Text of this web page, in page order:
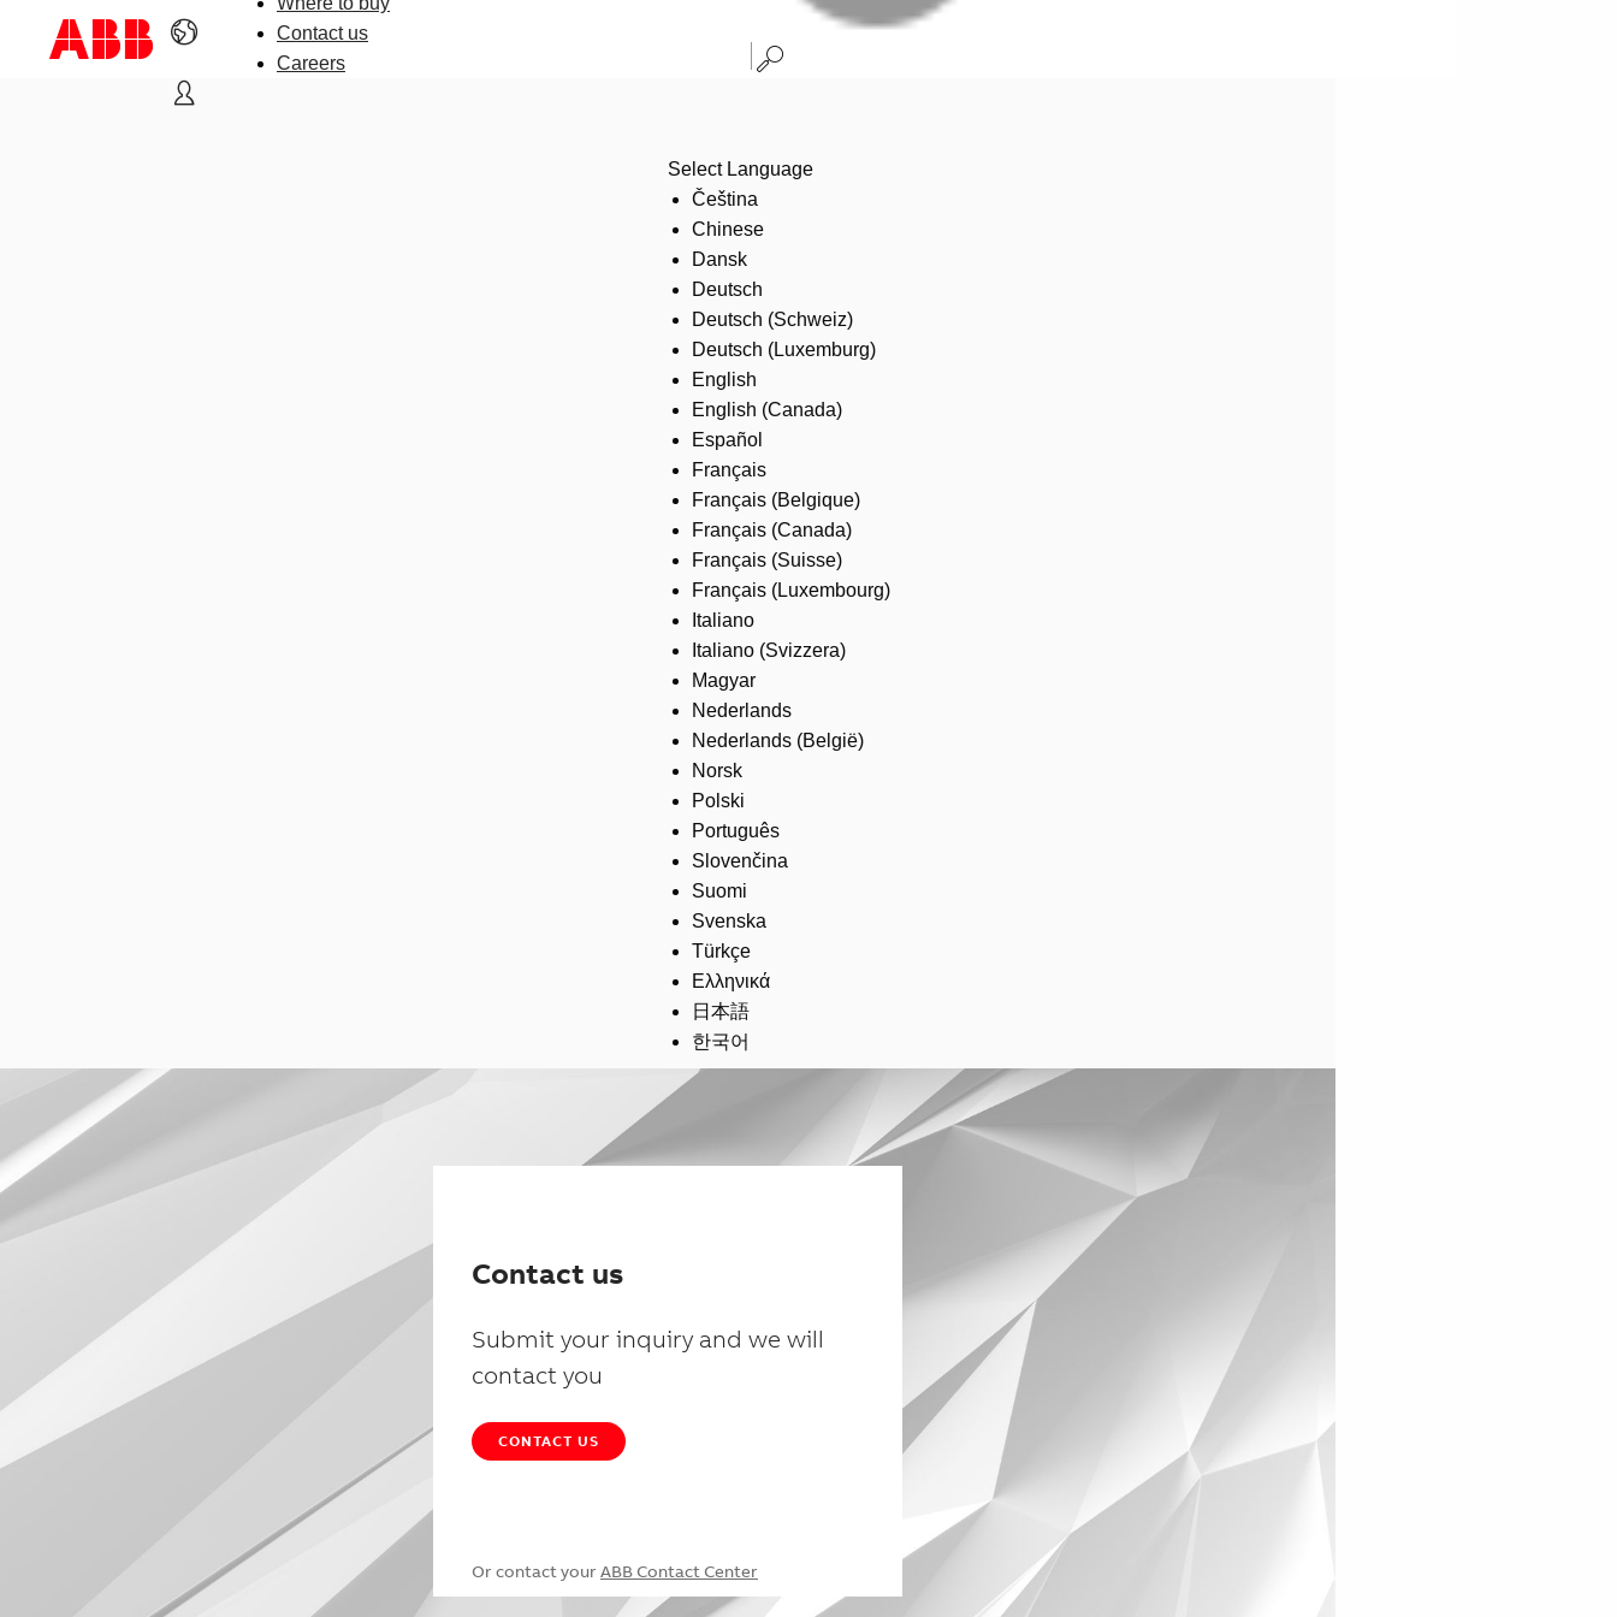
Contact us
Careers
Select Language
Čeština
Chinese
Dansk
Deutsch
Deutsch (Schweiz)
Deutsch (Luxemburg)
English
English (Canada)
Español
Français
Français (Belgique)
Français (Canada)
Français (Suisse)
Français (Luxembourg)
Italiano
Italiano (Svizzera)
Magyar
Nederlands
Nederlands (België)
Norsk
Polski
Português
Slovenčina
Suomi
Svenska
Türkçe
Ελληνικά
日本語
한국어
Contact us
Submit your inquiry and we will
contact you
CONTACT US
Or contact your ABB Contact Center